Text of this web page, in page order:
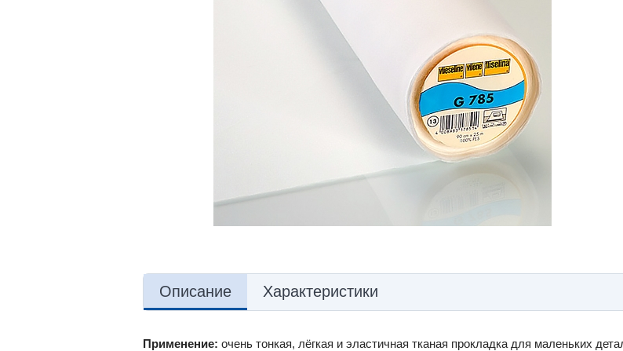
Описание Характеристики
Применение: очень тонкая, лёгкая и эластичная тканая прокладка для маленьких